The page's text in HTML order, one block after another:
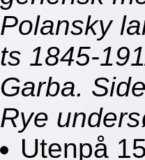
Polansky
ts 1845-
Garba.
Rye
Utenpå